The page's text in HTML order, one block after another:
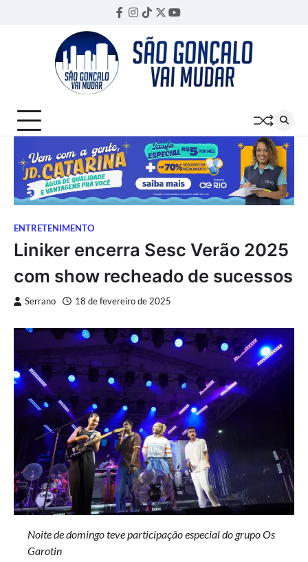
Facebook
Instagram
TikTok
TwitterYouTube
ENTRETENIMENTO
Liniker encerra Sesc Verão 2025
com show recheado de sucessos
Serrano 18 de fevereiro de 2025
Noite de domingo teve participação especial do grupo Os
Garotin